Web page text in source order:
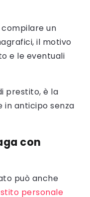
un
il motivo
e le eventuali
prestito, è la
in anticipo senza
con
può anche
personale